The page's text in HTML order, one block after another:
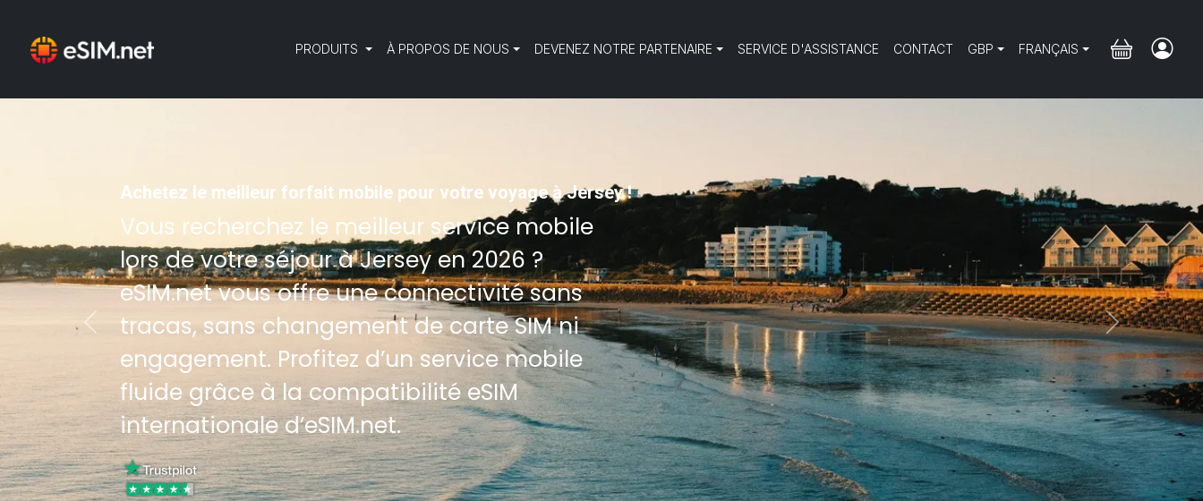
PRODUITS À PROPOS DE NOUS DEVENEZ NOTRE PARTENAIRE SERVICE D'ASSISTANCE CONTACT GBP FRANÇAIS
Achetez le meilleur forfait mobile pour votre voyage à Jersey !
Vous recherchez le meilleur service mobile
lors de votre séjour à Jersey en 2026 ?
eSIM.net vous offre une connectivité sans
tracas, sans changement de carte SIM ni
engagement. Profitez d’un service mobile
fluide grâce à la compatibilité eSIM
internationale d’eSIM.net.
Previous Next